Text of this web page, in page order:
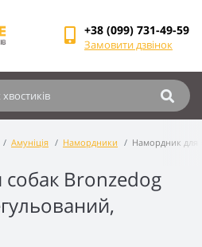
+38 (099) 731-49-59
Замовити дзвінок
Амуніція Намордники Намордник для
Bronzedog